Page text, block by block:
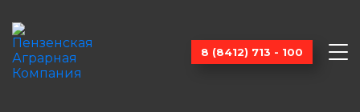
8 (8412) 713 - 100